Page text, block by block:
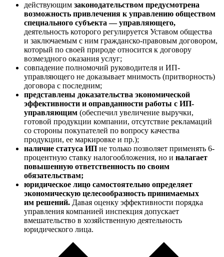
действующим законодательством предусмотрена
возможность привлечения к управлению обществом
специального субъекта — управляющего,
деятельность которого регулируется Уставом общества
и заключаемым с ним гражданско-правовым договором,
который по своей природе относится к договору
возмездного оказания услуг;
совпадение полномочий руководителя и ИП-
управляющего не доказывает мнимость (притворность)
договора с последним;
представлены доказательства экономической
эффективности и оправданности работы с ИП-
управляющим (обеспечил увеличение выручки,
готовой продукции компании, отсутствие рекламаций
со стороны покупателей по вопросу качества
продукции, ее маркировке и пр.);
наличие статуса ИП не только позволяет применять 6-
процентную ставку налогообложения, но и налагает
повышенную ответственность по своим
обязательствам;
юридическое лицо самостоятельно определяет
экономическую целесообразность принимаемых
им решений. Давая оценку эффективности порядка
управления компанией инспекция допускает
вмешательство в хозяйственную деятельность
юридического лица.